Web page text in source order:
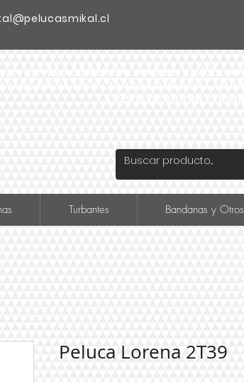
Turbantes Bandanas y Otros
Peluca Lorena 2T39